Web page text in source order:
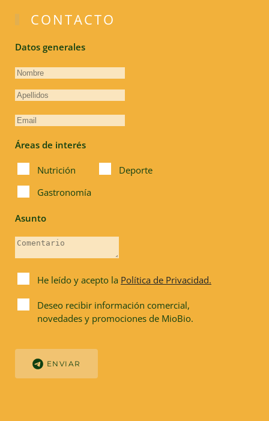
CONTACTO
Datos generales
Áreas de interés
Nutrición
Deporte
Gastronomía
Asunto
He leído y acepto la Política de Privacidad.
Deseo recibir información comercial,
novedades y promociones de MioBio.
ENVIAR